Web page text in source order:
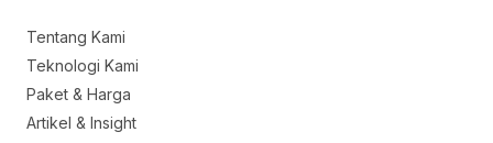
Tentang Kami
Teknologi Kami
Paket & Harga
Artikel & Insight